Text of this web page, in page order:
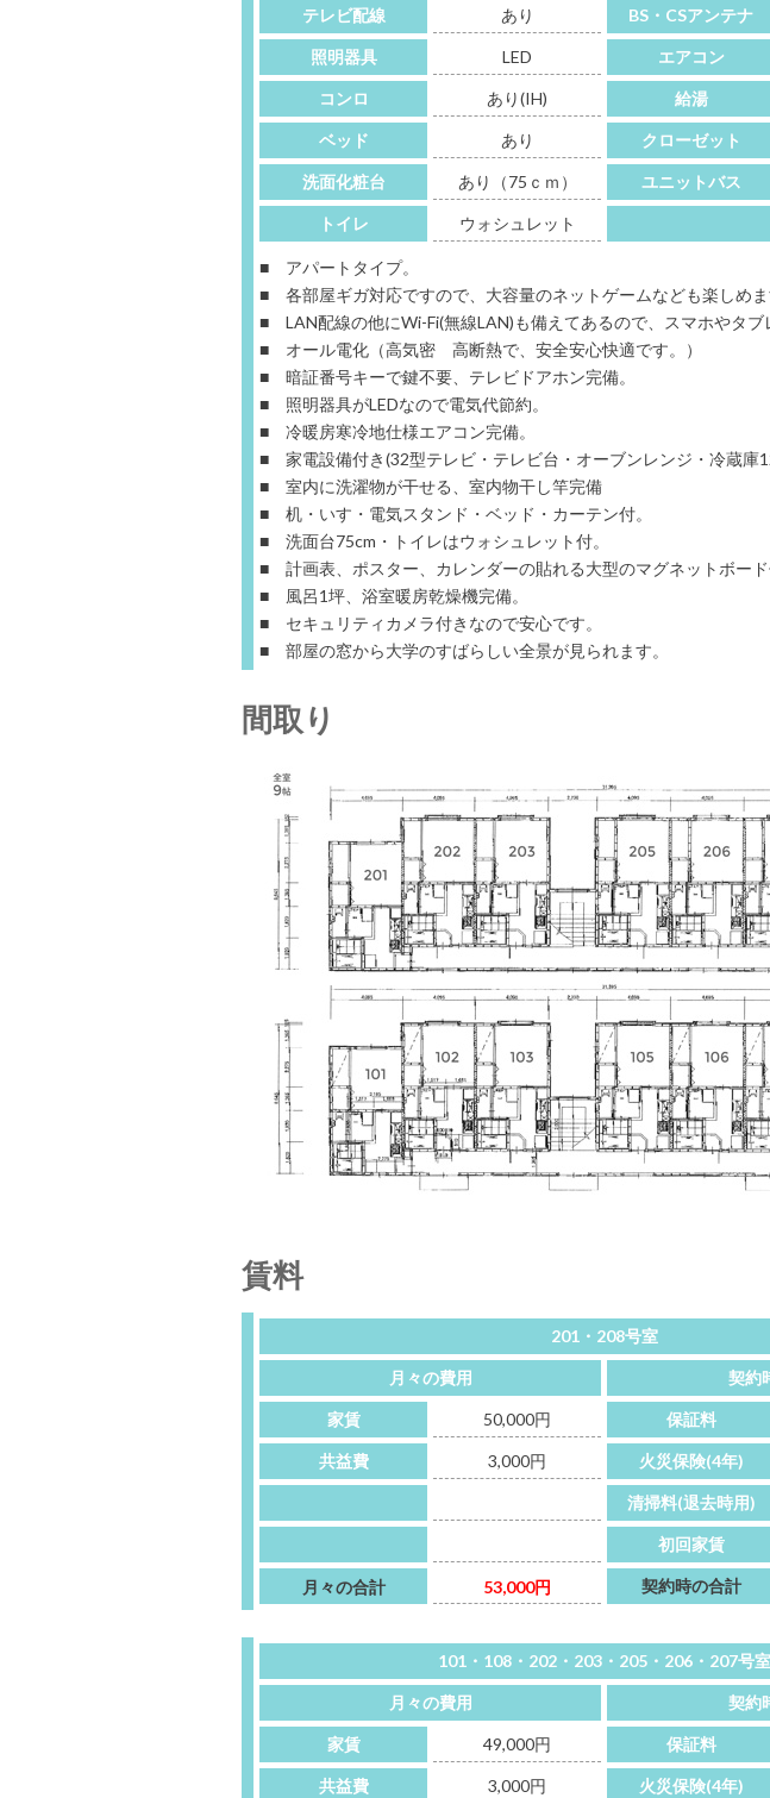
テレビ配線 あり BS・CSアンテナ
照明器具 LED エアコン
コンロ あり(IH) 給湯
ベッド あり クローゼット
洗面化粧台 あり（75ｃｍ） ユニットバス
トイレ ウォシュレット
■ アパートタイプ。
■ 各部屋ギガ対応ですので、大容量のネットゲームなども楽しめま
■ LAN配線の他にWi-Fi(無線LAN)も備えてあるので、スマホやタブ
■ オール電化（高気密 高断熱で、安全安心快適です。）
■ 暗証番号キーで鍵不要、テレビドアホン完備。
■ 照明器具がLEDなので電気代節約。
■ 冷暖房寒冷地仕様エアコン完備。
■ 家電設備付き(32型テレビ・テレビ台・オーブンレンジ・冷蔵庫
■ 室内に洗濯物が干せる、室内物干し竿完備
■ 机・いす・電気スタンド・ベッド・カーテン付。
■ 洗面台75cm・トイレはウォシュレット付。
■ 計画表、ポスター、カレンダーの貼れる大型のマグネットボード
■ 風呂1坪、浴室暖房乾燥機完備。
■ セキュリティカメラ付きなので安心です。
■ 部屋の窓から大学のすばらしい全景が見られます。
間取り
賃料
201・208号室
月々の費用 契約
家賃 50,000円 保証料
共益費 3,000円 火災保険(4年)
清掃料(退去時用)
初回家賃
月々の合計 53,000円 契約時の合計
101・108・202・203・205・206・207号室
月々の費用 契約
家賃 49,000円 保証料
共益費 3,000円 火災保険(4年)